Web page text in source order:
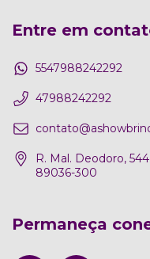
Entre em
5547988242292
47988242292
R. Mal. Deodoro,
89036-300
Permaneça